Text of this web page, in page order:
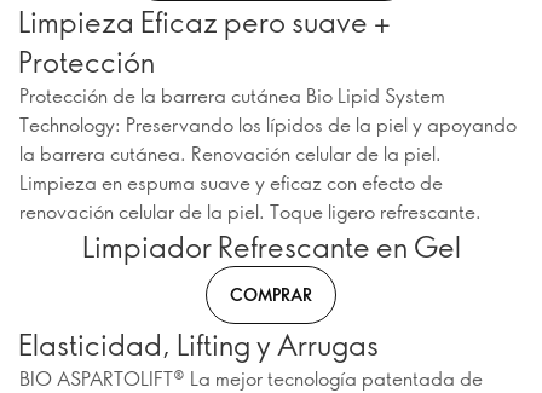
Limpieza Eficaz pero suave +
Protección
Protección de la barrera cutánea Bio Lipid System
Technology: Preservando los lípidos de la piel y apoyando
la barrera cutánea. Renovación celular de la piel.
Limpieza en espuma suave y eficaz con efecto de
renovación celular de la piel. Toque ligero refrescante.
Limpiador Refrescante en Gel
COMPRAR
Elasticidad, Lifting y Arrugas
BIO ASPARTOLIFT® La mejor tecnología patentada de